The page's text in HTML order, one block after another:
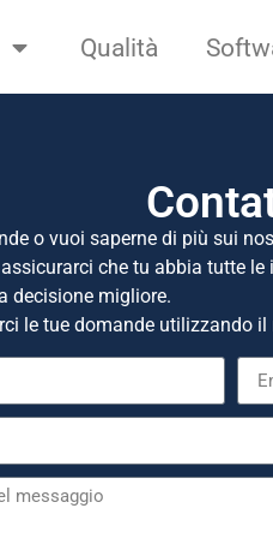
Qualità
o vuoi saperne di più sui
che tu abbia tutte
decisione migliore.
le tue domande utilizzando